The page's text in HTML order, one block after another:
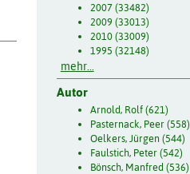
2007 (33482)
2009 (33013)
2010 (33009)
1995 (32148)
mehr...
Autor
Arnold, Rolf (621)
Pasternack, Peer (558)
Oelkers, Jürgen (544)
Faulstich, Peter (542)
Bönsch, Manfred (536)